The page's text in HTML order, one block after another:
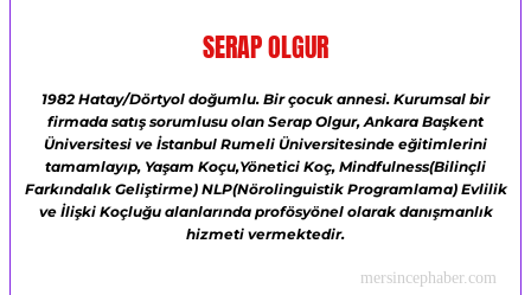
SERAP OLGUR
1982 Hatay/Dörtyol doğumlu. Bir çocuk annesi. Kurumsal bir
firmada satış sorumlusu olan Serap Olgur,Ankara Başkent
Üniversitesi ve İstanbul Rumeli Üniversitesinde eğitimlerini
tamamlayıp, Yaşam Koçu,Yönetici Koç, Mindfulness(Bilinçli
Farkındalık Geliştirme) NLP(Nörolinguistik Programlama) Evlilik
ve İlişki Koçluğu alanlarında profösyönel olarak danışmanlık
hizmeti vermektedir.
mersincephaber.com